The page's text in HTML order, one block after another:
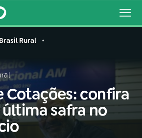
Buscar
Brasil Rural
Cotações: confira
safra no